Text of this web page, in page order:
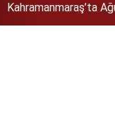
Kahramanmaraş’ta